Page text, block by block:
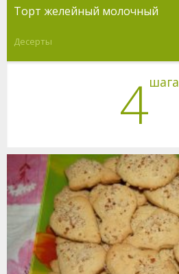
Торт желейный молочный
Десерты
4шага